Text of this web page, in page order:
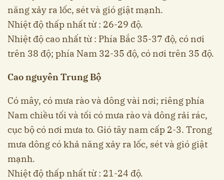
năng xảy ra lốc, sét và gió giật mạnh.
Nhiệt độ thấp nhất từ : 26-29 độ.
Nhiệt độ cao nhất từ : Phía Bắc 35-37 độ, có nơi
trên 38 độ; phía Nam 32-35 độ, có nơi trên 35 độ.
Cao nguyên Trung Bộ
Có mây, có mưa rào và dông vài nơi; riêng phía
Nam chiều tối và tối có mưa rào và dông rải rác,
cục bộ có nơi mưa to. Gió tây nam cấp 2-3. Trong
mưa dông có khả năng xảy ra lốc, sét và gió giật
mạnh.
Nhiệt độ thấp nhất từ : 21-24 độ.